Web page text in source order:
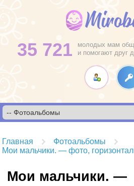
35 721
молодых мам
и помогают друг
Главная
Фотоальбомы
Мои мальчики. — фото,
Мои мальчики. —